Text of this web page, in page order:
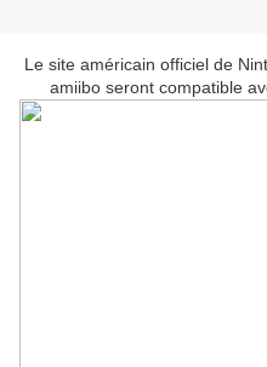
Le site américain officiel de
amiibo seront compatible